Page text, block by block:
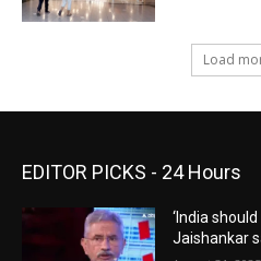
Load
EDITOR PICKS - 24 Hours
‘India
Jaishankar